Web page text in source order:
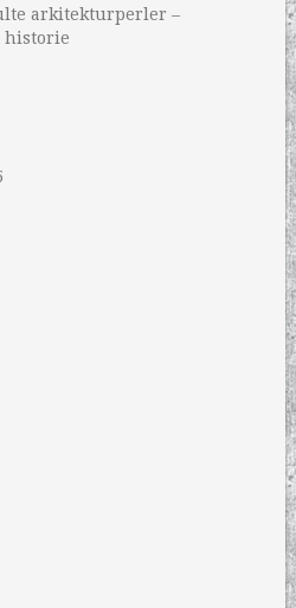
arkitekturperler –
historie